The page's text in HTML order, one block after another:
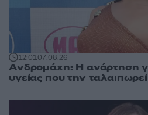
12:0107.08.26
Ανδρομάχη: Η ανάρτηση
υγείας που την ταλαιπωρεί